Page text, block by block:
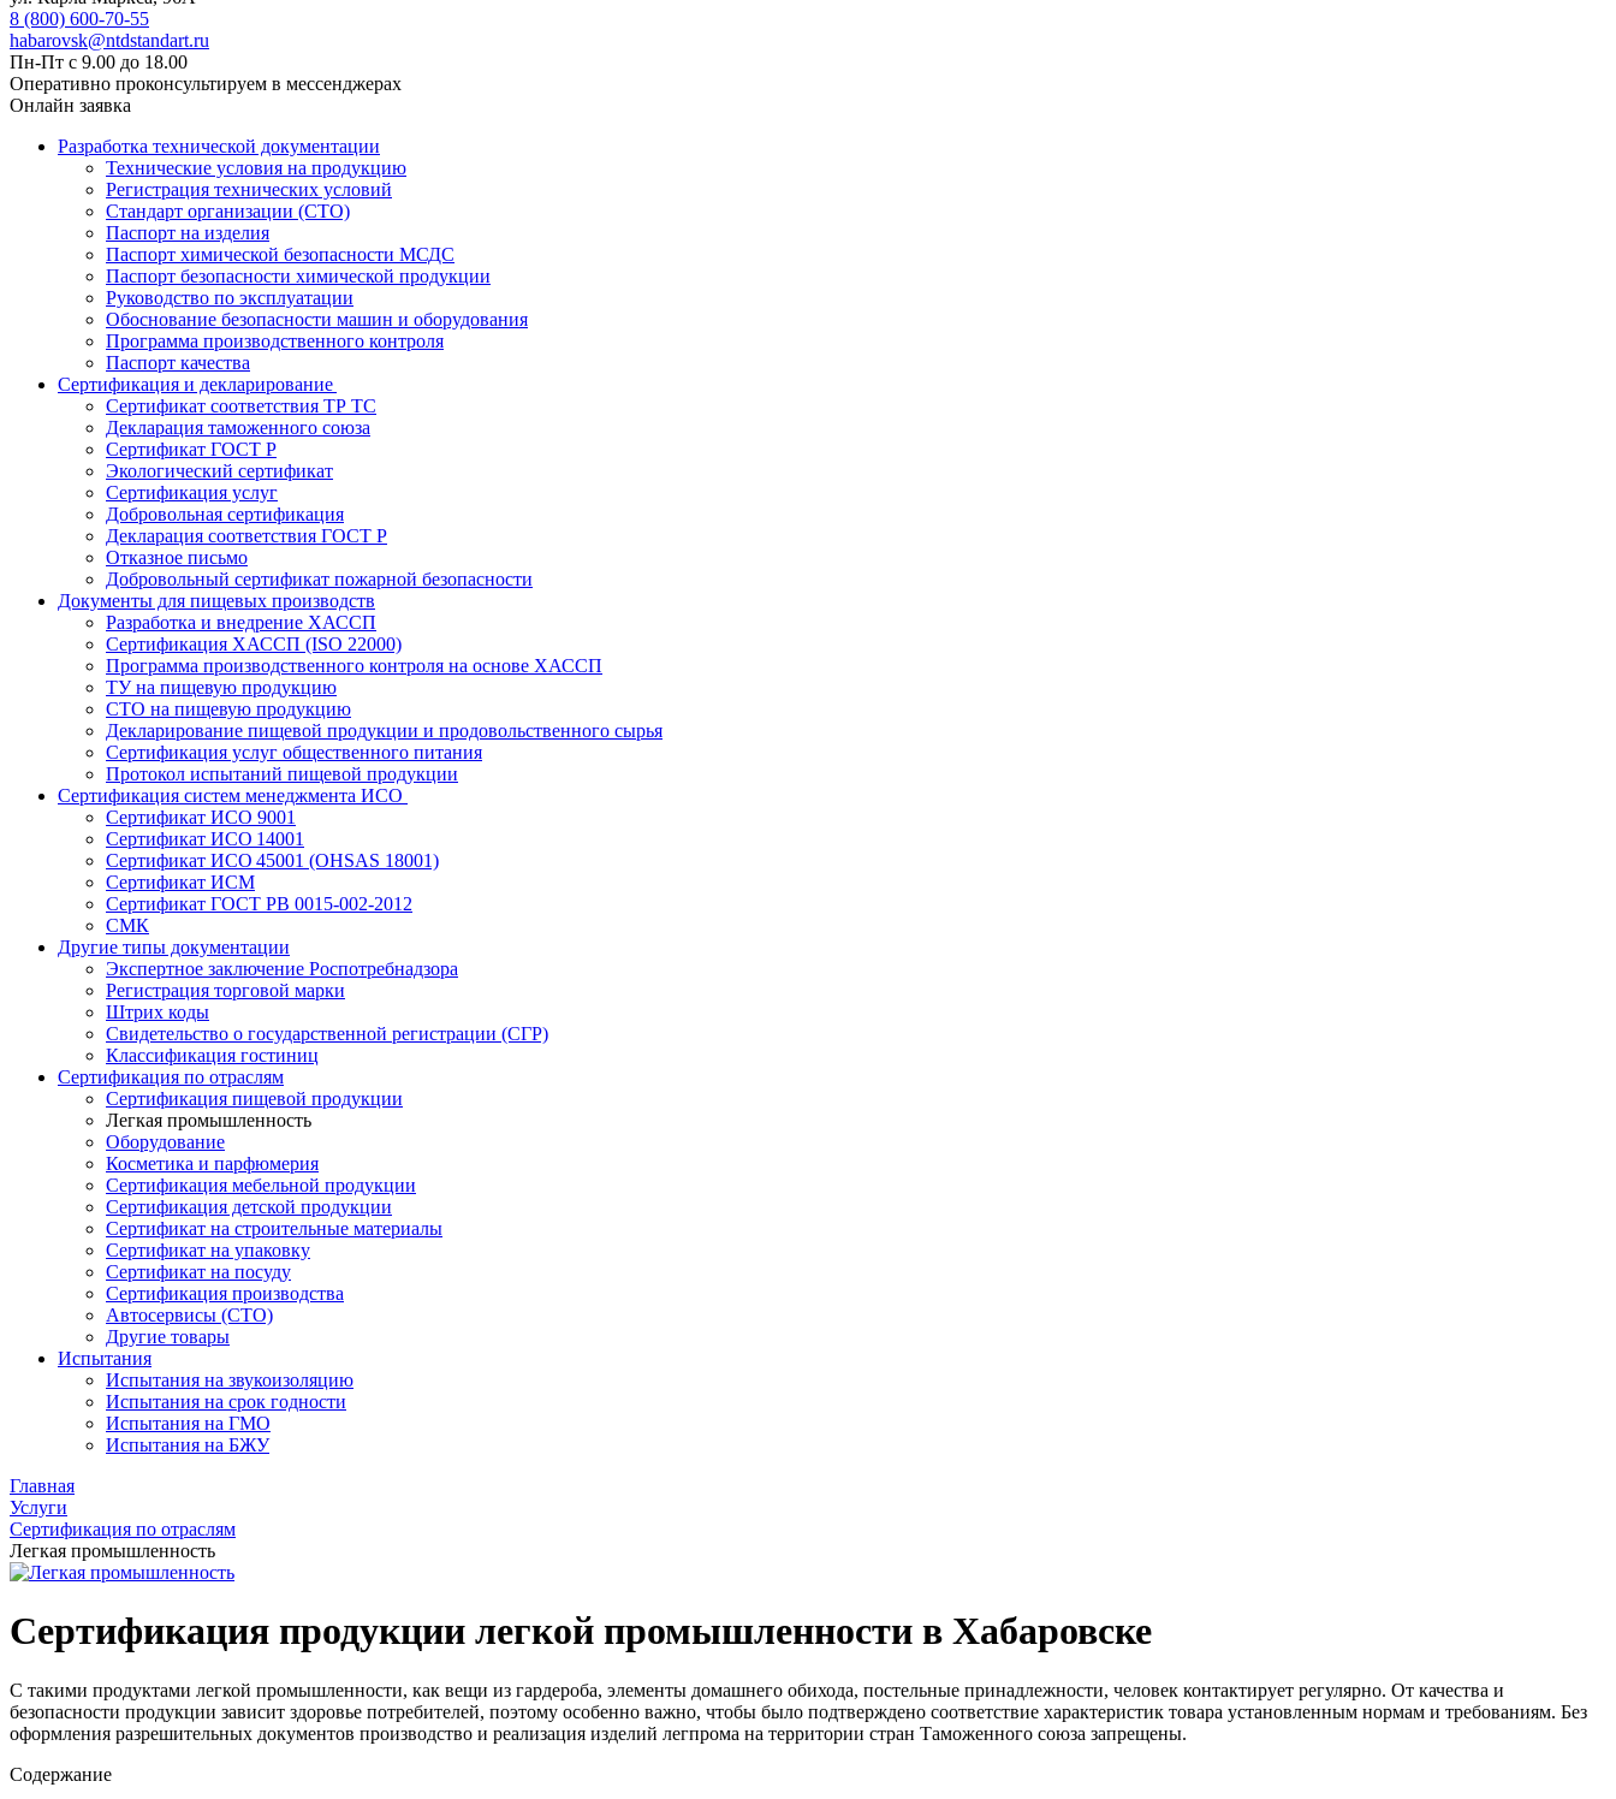
8 (800) 600-70-55
habarovsk@ntdstandart.ru
Пн-Пт с 9.00 до 18.00
Оперативно проконсультируем в мессенджерах
Онлайн заявка
Разработка технической документации
Технические условия на продукцию
Регистрация технических условий
Стандарт организации (СТО)
Паспорт на изделия
Паспорт химической безопасности МСДС
Паспорт безопасности химической продукции
Руководство по эксплуатации
Обоснование безопасности машин и оборудования
Программа производственного контроля
Паспорт качества
Сертификация и декларирование
Сертификат соответствия ТР ТС
Декларация таможенного союза
Сертификат ГОСТ Р
Экологический сертификат
Сертификация услуг
Добровольная сертификация
Декларация соответствия ГОСТ Р
Отказное письмо
Добровольный сертификат пожарной безопасности
Документы для пищевых производств
Разработка и внедрение ХАССП
Сертификация ХАССП (ISO 22000)
Программа производственного контроля на основе ХАССП
ТУ на пищевую продукцию
СТО на пищевую продукцию
Декларирование пищевой продукции и продовольственного сырья
Сертификация услуг общественного питания
Протокол испытаний пищевой продукции
Сертификация систем менеджмента ИСО
Сертификат ИСО 9001
Сертификат ИСО 14001
Сертификат ИСО 45001 (OHSAS 18001)
Сертификат ИСМ
Сертификат ГОСТ РВ 0015-002-2012
СМК
Другие типы документации
Экспертное заключение Роспотребнадзора
Регистрация торговой марки
Штрих коды
Свидетельство о государственной регистрации (СГР)
Классификация гостиниц
Сертификация по отраслям
Сертификация пищевой продукции
Легкая промышленность
Оборудование
Косметика и парфюмерия
Сертификация мебельной продукции
Сертификация детской продукции
Сертификат на строительные материалы
Сертификат на упаковку
Сертификат на посуду
Сертификация производства
Автосервисы (СТО)
Другие товары
Испытания
Испытания на звукоизоляцию
Испытания на срок годности
Испытания на ГМО
Испытания на БЖУ
Главная
Услуги
Сертификация по отраслям
Легкая промышленность
Сертификация продукции легкой промышленности в Хабаровске
С такими продуктами легкой промышленности, как вещи из гардероба, элементы домашнего обихода, постельные принадлежности, человек контактирует регулярно. От качества и
безопасности продукции зависит здоровье потребителей, поэтому особенно важно, чтобы было подтверждено соответствие характеристик товара установленным нормам и требованиям. Без
оформления разрешительных документов производство и реализация изделий легпрома на территории стран Таможенного союза запрещены.
Содержание